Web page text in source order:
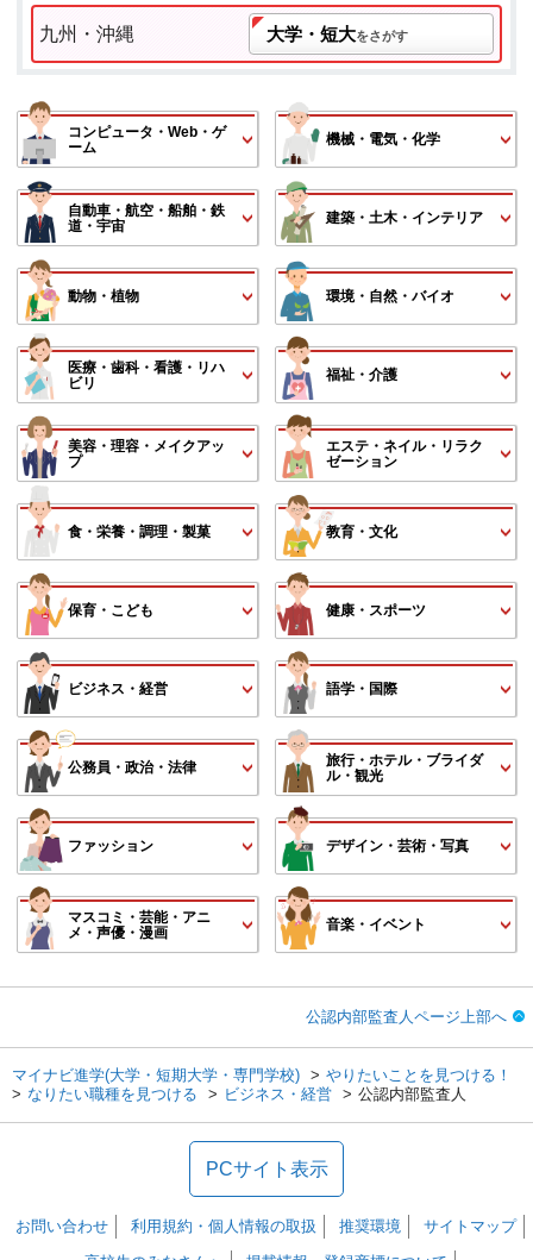
九州・沖縄 大学・短大をさがす
コンピュータ・Web・ゲ
ーム
機械・電気・化学
自動車・航空・船舶・鉄
道・宇宙
建築・土木・インテリア
動物・植物 環境・自然・バイオ
医療・歯科・看護・リハ
ビリ
福祉・介護
美容・理容・メイクアッ
プ
エステ・ネイル・リラク
ゼーション
食・栄養・調理・製菓 教育・文化
保育・こども 健康・スポーツ
ビジネス・経営 語学・国際
公務員・政治・法律
旅行・ホテル・ブライダ
ル・観光
ファッション デザイン・芸術・写真
マスコミ・芸能・アニ
メ・声優・漫画
音楽・イベント
公認内部監査人ページ上部へ
マイナビ進学(大学・短期大学・専門学校)
やりたいことを見つける！
なりたい職種を見つける
ビジネス・経営 公認内部監査人
PCサイト表示
お問い合わせ 利用規約・個人情報の取扱 推奨環境
サイトマップ